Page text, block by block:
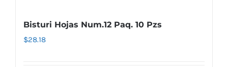
Bisturi Hojas Num.12 Paq. 10 Pzs
$28.18